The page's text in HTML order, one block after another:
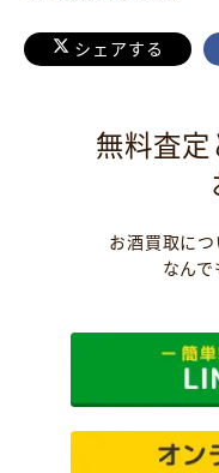
シェアする
無料査
お酒買取につ
なんで